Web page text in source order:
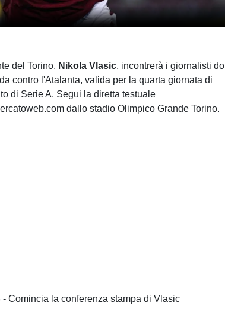
del Torino, Nikola Vlasic, incontrerà i giornalisti
contro l'Atalanta, valida per la quarta giornata di
di Serie A. Segui la diretta testuale
dallo stadio Olimpico Grande Torino.
- Comincia la conferenza stampa di Vlasic